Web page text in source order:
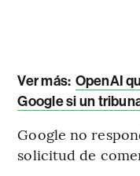
Ver más: OpenAI
Google si un
Google no
solicitud de